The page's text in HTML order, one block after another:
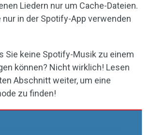
Liedern nur um Cache-Dateien.
nur in der Spotify-App verwenden
Sie keine Spotify-Musik zu einem
können? Nicht wirklich! Lesen
Abschnitt weiter, um eine
zu finden!